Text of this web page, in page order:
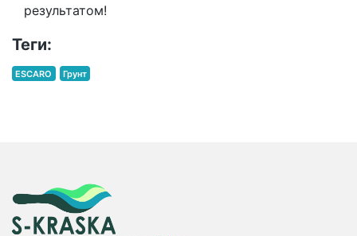
результатом!
Теги:
ESCARO Грунт